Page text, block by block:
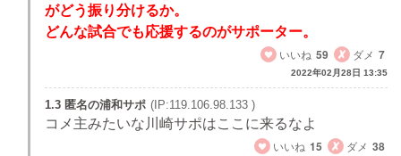
がどう振り分けるか。
どんな試合でも応援するのがサポーター。
いいね 59 ダメ 7
2022年02月28日 13:35
1.3 匿名の浦和サポ (IP:119.106.98.133 )
コメ主みたいな川崎サポはここに来るなよ
いいね 15 ダメ 38